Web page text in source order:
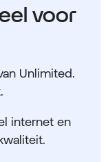
voor
Unlimited.
internet en